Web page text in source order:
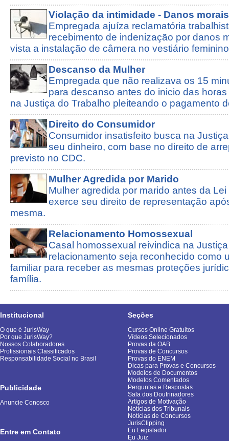
Violação da intimidade - Danos morais
Empregada ajuíza reclamatória
recebimento de indenização por danos
vista a instalação de câmera no vestiário feminino
Descanso da Mulher
Empregada que não realizava os 15
para descanso antes do inicio das
na Justiça do Trabalho pleiteando o pagamento
Direito do Consumidor
Consumidor insatisfeito busca na
seu dinheiro, com base no direito de
previsto no CDC.
Mulher Agredida por Marido
Mulher agredida por marido antes da
exerce seu direito de representação
mesma.
Relacionamento Homossexual
Casal homossexual reivindica na
relacionamento seja reconhecido como
familiar para receber as mesmas proteções
família.
Institucional
O que é JurisWay
Por que JurisWay?
Nossos Colaboradores
Profissionais Classificados
Responsabilidade Social no Brasil
Publicidade
Anuncie Conosco
Entre em Contato
Seções
Cursos Online Gratuitos
Vídeos Selecionados
Provas da OAB
Provas de Concursos
Provas do ENEM
Dicas para Provas e Concursos
Modelos de Documentos
Modelos Comentados
Perguntas e Respostas
Sala dos Doutrinadores
Artigos de Motivação
Notícias dos Tribunais
Notícias de Concursos
JurisClipping
Eu Legislador
Eu Juiz